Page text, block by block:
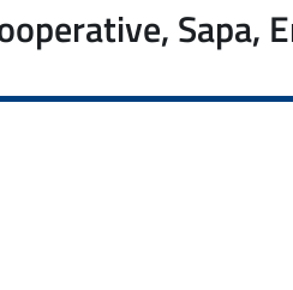
Sapa,